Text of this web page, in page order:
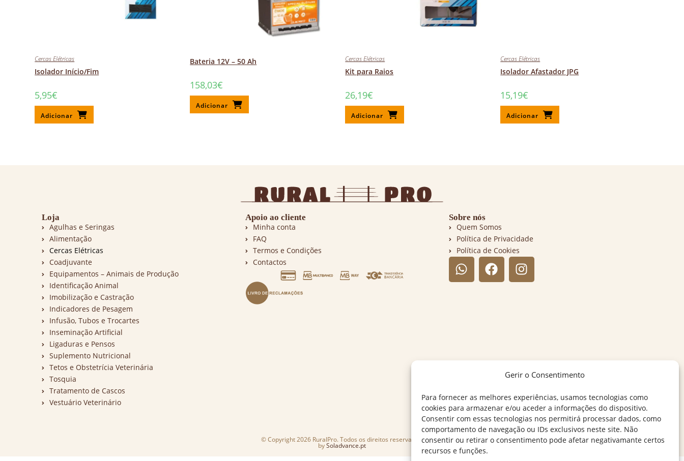
Gerir o Consentimento
Para fornecer as melhores experiências, usamos tecnologias como
cookies para armazenar e/ou aceder a informações do dispositivo.
Consentir com essas tecnologias nos permitirá processar dados, como
comportamento de navegação ou IDs exclusivos neste site. Não
consentir ou retirar o consentimento pode afetar negativamante certos
recursos e funções.
Cercas Elétricas
Isolador Início/Fim
5,95€
Adicionar
Bateria 12V – 50 Ah
158,03€
Adicionar
Cercas Elétricas
Kit para Raios
26,19€
Adicionar
Cercas Elétricas
Isolador Afastador JPG
15,19€
Adicionar
Loja
Agulhas e Seringas
Alimentação
Cercas Elétricas
Coadjuvante
Equipamentos – Animais de Produção
Identificação Animal
Imobilização e Castração
Indicadores de Pesagem
Infusão, Tubos e Trocartes
Inseminação Artificial
Ligaduras e Pensos
Suplemento Nutricional
Tetos e Obstetrícia Veterinária
Tosquia
Tratamento de Cascos
Vestuário Veterinário
Apoio ao cliente
Minha conta
FAQ
Termos e Condições
Contactos
Sobre nós
Quem Somos
Política de Privacidade
Política de Cookies
© Copyright 2026 RuralPro. Todos os direitos reservados.
bySoladvance.pt